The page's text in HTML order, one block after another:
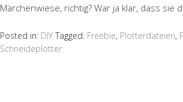
Märchenwiese, richtig? War ja klar, dass sie
Posted in: DIY Tagged: Freebie, Plotterdateien,
Schneideplotter